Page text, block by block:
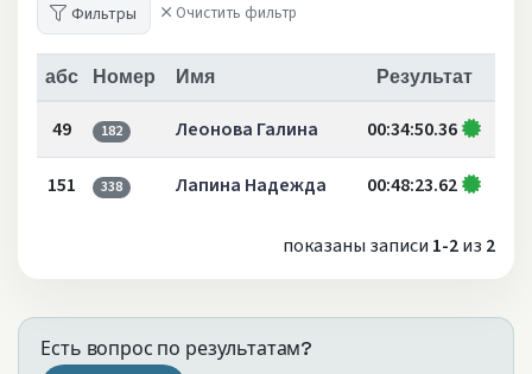
Фильтры Очистить фильтр
абс Номер Имя Результат
49 182 Леонова Галина 00:34:50.36
151 338 Лапина Надежда 00:48:23.62
показаны записи 1-2из 2
Есть вопрос по результатам?